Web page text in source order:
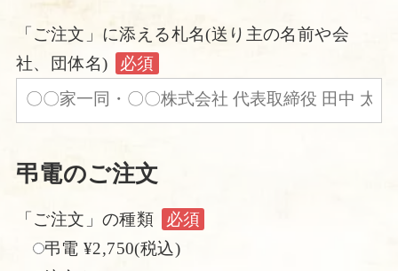
「ご注文」に添える札名(送り主の名前や会
社、団体名)
必須
弔電のご注文
「ご注文」の種類
必須
弔電 ¥2,750(税込)